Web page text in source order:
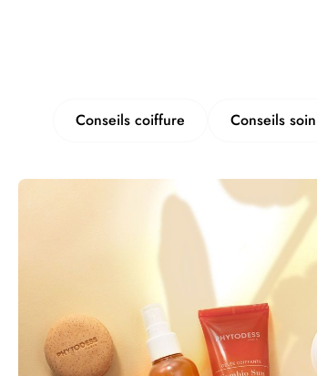
Conseils coiffure Conseils soin